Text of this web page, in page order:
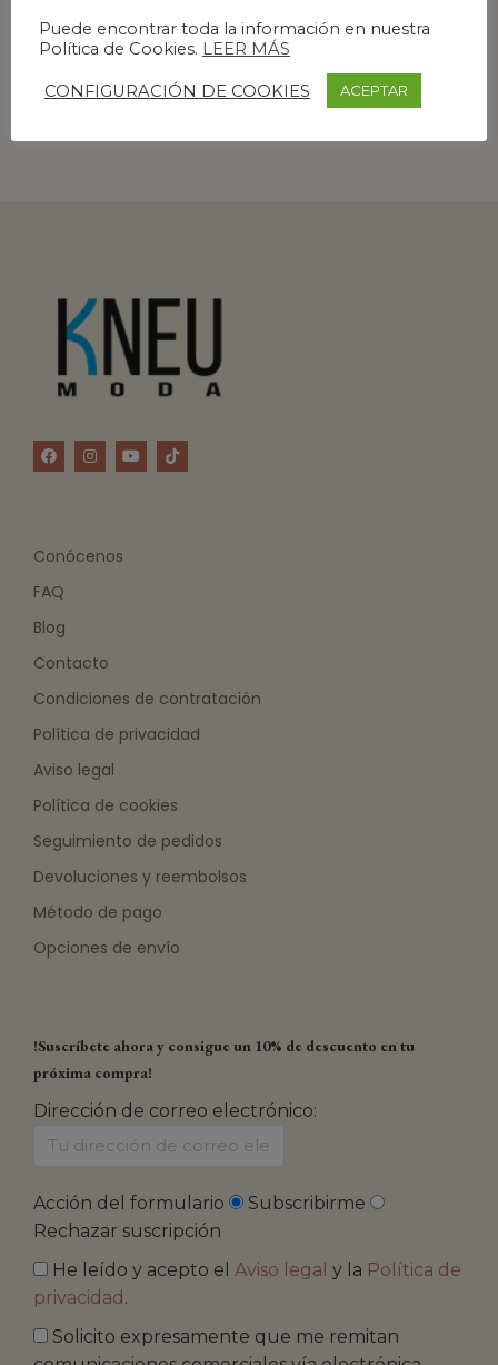
MULTICOLOR
IVA incl.
Conócenos
FAQ
Blog
Contacto
Condiciones de contratación
Política de privacidad
Aviso legal
Política de cookies
Seguimiento de pedidos
Devoluciones y reembolsos
Método de pago
Opciones de envío
!Suscríbete ahora y consigue un 10% de descuento en tu
próxima compra!
Dirección de correo electrónico:
Acción del formulario
Subscribirme
Rechazar suscripción
He leído y acepto el Aviso legal y la Política de
privacidad .
Solicito expresamente que me remitan
Puede encontrar toda la información en nuestra
Política de Cookies. LEER MÁS
CONFIGURACIÓN DE COOKIES ACEPTAR